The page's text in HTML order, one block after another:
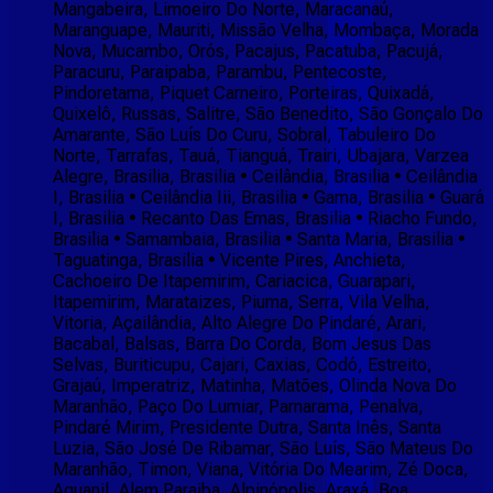
Mangabeira, Limoeiro Do Norte, Maracanaú,
Maranguape, Mauriti, Missão Velha, Mombaça, Morada
Nova, Mucambo, Orós, Pacajus, Pacatuba, Pacujá,
Paracuru, Paraipaba, Parambu, Pentecoste,
Pindoretama, Piquet Carneiro, Porteiras, Quixadá,
Quixelô, Russas, Salitre, São Benedito, São Gonçalo Do
Amarante, São Luís Do Curu, Sobral, Tabuleiro Do
Norte, Tarrafas, Tauá, Tianguá, Trairi, Ubajara, Varzea
Alegre, Brasilia, Brasilia • Ceilândia, Brasilia • Ceilândia
I, Brasilia • Ceilândia Iii, Brasilia • Gama, Brasilia • Guará
I, Brasilia • Recanto Das Emas, Brasilia • Riacho Fundo,
Brasilia • Samambaia, Brasilia • Santa Maria, Brasilia •
Taguatinga, Brasilia • Vicente Pires, Anchieta,
Cachoeiro De Itapemirim, Cariacica, Guarapari,
Itapemirim, Marataizes, Piuma, Serra, Vila Velha,
Vitoria, Açailândia, Alto Alegre Do Pindaré, Arari,
Bacabal, Balsas, Barra Do Corda, Bom Jesus Das
Selvas, Buriticupu, Cajari, Caxias, Codó, Estreito,
Grajaú, Imperatriz, Matinha, Matões, Olinda Nova Do
Maranhão, Paço Do Lumiar, Parnarama, Penalva,
Pindaré Mirim, Presidente Dutra, Santa Inês, Santa
Luzia, São José De Ribamar, São Luís, São Mateus Do
Maranhão, Timon, Viana, Vitória Do Mearim, Zé Doca,